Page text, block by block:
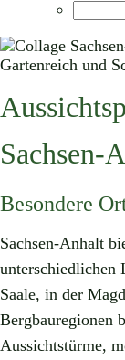
Sachsen-
Besondere
Sachsen-Anhalt
unterschiedlichen
Saale, in der
Bergbauregionen
Aussichtstürme,